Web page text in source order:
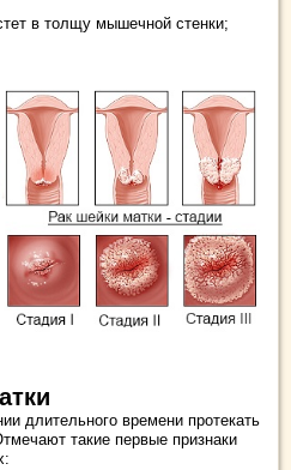
в толщу мышечной стенки;
длительного времени протекать
такие первые признаки